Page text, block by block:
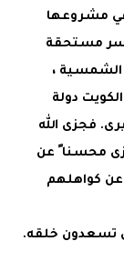
مشروعها
أسر مستحقة
،
دولة
فجزى الله
محسنا ً عن
عن كواهلهم
تسعدون خلقه.